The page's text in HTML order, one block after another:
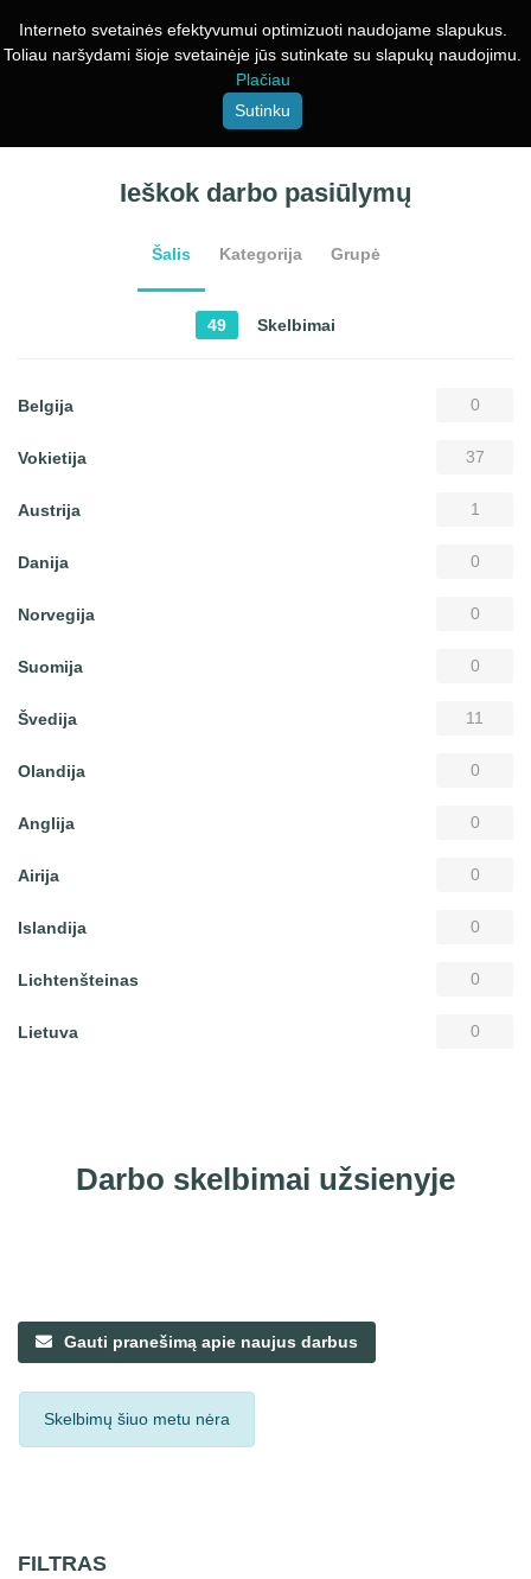
Interneto svetainės efektyvumui optimizuoti naudojame slapukus.
Toliau naršydami šioje svetainėje jūs sutinkate su slapukų naudojimu.
Plačiau
Sutinku
Ieškok darbo pasiūlymų
Šalis Kategorija Grupė
49 Skelbimai
Belgija 0
Vokietija 37
Austrija 1
Danija 0
Norvegija 0
Suomija 0
Švedija 11
Olandija 0
Anglija 0
Airija 0
Islandija 0
Lichtenšteinas 0
Lietuva 0
Darbo skelbimai užsienyje
FILTRAS
Gauti pranešimą apie naujus darbus
Skelbimų šiuo metu nėra